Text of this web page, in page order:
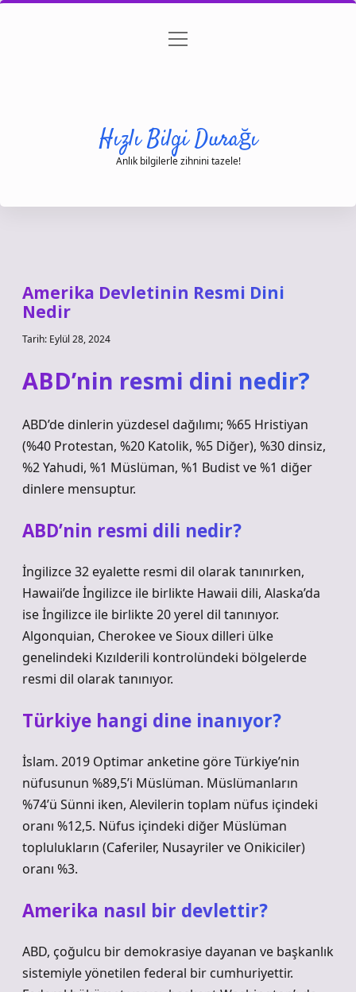
Gizlilik Politikası
menüyü
Hızlı Bilgi Durağı
Anlık bilgilerle zihnini tazele!
Amerika Devletinin Resmi Dini
Nedir
Tarih: Eylül 28, 2024
ABD’nin resmi dini nedir?
ABD’de dinlerin yüzdesel dağılımı; %65 Hristiyan
(%40 Protestan, %20 Katolik, %5 Diğer), %30 dinsiz,
%2 Yahudi, %1 Müslüman, %1 Budist ve %1 diğer
dinlere mensuptur.
ABD’nin resmi dili nedir?
İngilizce 32 eyalette resmi dil olarak tanınırken,
Hawaii’de İngilizce ile birlikte Hawaii dili, Alaska’da
ise İngilizce ile birlikte 20 yerel dil tanınıyor.
Algonquian, Cherokee ve Sioux dilleri ülke
genelindeki Kızılderili kontrolündeki bölgelerde
resmi dil olarak tanınıyor.
Türkiye hangi dine inanıyor?
İslam. 2019 Optimar anketine göre Türkiye’nin
nüfusunun %89,5’i Müslüman. Müslümanların
%74’ü Sünni iken, Alevilerin toplam nüfus içindeki
oranı %12,5. Nüfus içindeki diğer Müslüman
toplulukların (Caferiler, Nusayriler ve Onikiciler)
oranı %3.
Amerika nasıl bir devlettir?
ABD, çoğulcu bir demokrasiye dayanan ve başkanlık
sistemiyle yönetilen federal bir cumhuriyettir.